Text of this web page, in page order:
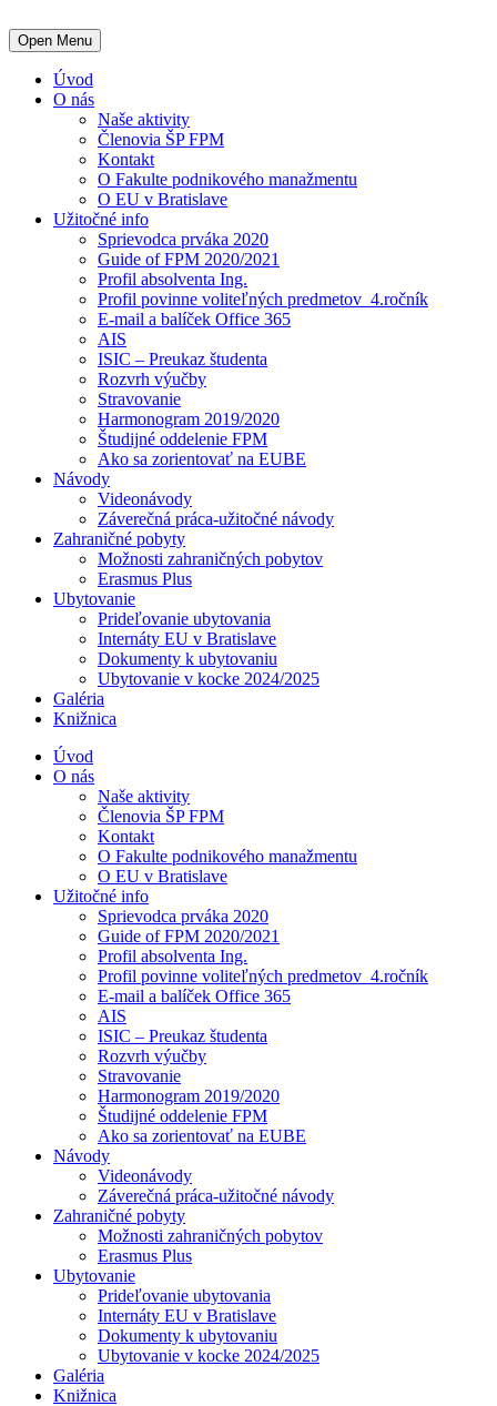
Open Menu
Úvod
O nás
Naše aktivity
Členovia ŠP FPM
Kontakt
O Fakulte podnikového manažmentu
O EU v Bratislave
Užitočné info
Sprievodca prváka 2020
Guide of FPM 2020/2021
Profil absolventa Ing.
Profil povinne voliteľných predmetov_4.ročník
E-mail a balíček Office 365
AIS
ISIC – Preukaz študenta
Rozvrh výučby
Stravovanie
Harmonogram 2019/2020
Študijné oddelenie FPM
Ako sa zorientovať na EUBE
Návody
Videonávody
Záverečná práca-užitočné návody
Zahraničné pobyty
Možnosti zahraničných pobytov
Erasmus Plus
Ubytovanie
Prideľovanie ubytovania
Internáty EU v Bratislave
Dokumenty k ubytovaniu
Ubytovanie v kocke 2024/2025
Galéria
Knižnica
Úvod
O nás
Naše aktivity
Členovia ŠP FPM
Kontakt
O Fakulte podnikového manažmentu
O EU v Bratislave
Užitočné info
Sprievodca prváka 2020
Guide of FPM 2020/2021
Profil absolventa Ing.
Profil povinne voliteľných predmetov_4.ročník
E-mail a balíček Office 365
AIS
ISIC – Preukaz študenta
Rozvrh výučby
Stravovanie
Harmonogram 2019/2020
Študijné oddelenie FPM
Ako sa zorientovať na EUBE
Návody
Videonávody
Záverečná práca-užitočné návody
Zahraničné pobyty
Možnosti zahraničných pobytov
Erasmus Plus
Ubytovanie
Prideľovanie ubytovania
Internáty EU v Bratislave
Dokumenty k ubytovaniu
Ubytovanie v kocke 2024/2025
Galéria
Knižnica